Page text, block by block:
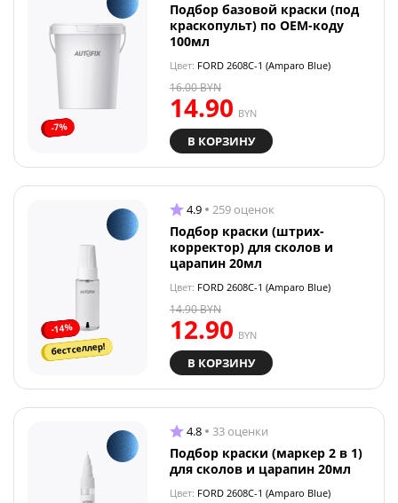
-7%
Подбор базовой краски (под
краскопульт) по OEM-коду
100мл
Цвет: FORD 2608C-1 (Amparo Blue)
14.90 BYN
16.00BYN
В КОРЗИНУ
-14%
бестселлер!
4.9 259 оценок
Подбор краски (штрих-
корректор) для сколов и
царапин 20мл
Цвет: FORD 2608C-1 (Amparo Blue)
12.90 BYN
14.90BYN
В КОРЗИНУ
4.8 33 оценки
Подбор краски (маркер 2 в 1)
для сколов и царапин 20мл
Цвет: FORD 2608C-1 (Amparo Blue)